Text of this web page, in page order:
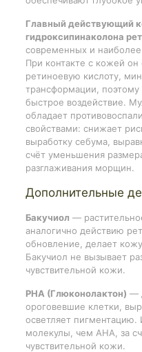
Главный действующий
гидроксипинаколона
современных и
При контакте с кожей он
ретиноевую кислоту,
трансформации,
быстрое воздействие.
обладает
свойствами: снижает
выработку себума,
счёт уменьшения
разглаживания морщин.
Дополнительные
Бакучиол —
аналогично действию
обновление, делает
Бакучиол не вызывает
чувствительной кожи.
PHA (Глюконолактон) —
ороговевшие клетки,
осветляет
молекулы, чем AHA, за
чувствительной кожи.